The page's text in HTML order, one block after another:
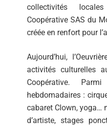
collectivités
Coopérative SAS du
créée en renfort pour
Aujourd’hui,
activités culturelles
Coopérative.
hebdomadaires :
cabaret Clown, yoga…
d’artiste, stages